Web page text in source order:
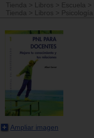
Tienda > Libros > Escuela >
Tienda
> Libros > Psicología
Ampliar imagen